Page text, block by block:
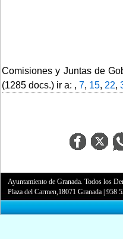
Comisiones y Juntas de
(1285 docs.) ir a: , 7, 15, 22,
Ayuntamiento de Granada. Todos los
Plaza del Carmen,18071 Granada |958